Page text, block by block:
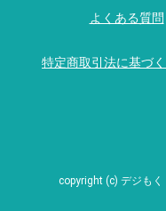
よくある質問
特定商取引法に基づ
copyright (c) デジも